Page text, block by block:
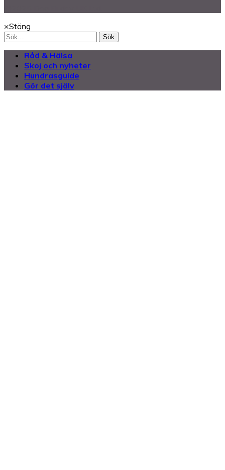
×Stäng
Sök
Råd & Hälsa
Skoj och nyheter
Hundrasguide
Gör det själv